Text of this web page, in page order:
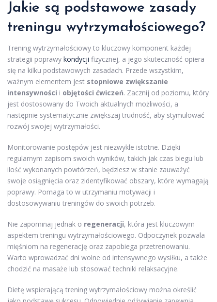
Jakie są podstawowe zasady
treningu wytrzymałościowego?
Trening wytrzymałościowy to kluczowy komponent każdej
strategii poprawy kondycji fizycznej, a jego skuteczność opiera
się na kilku podstawowych zasadach. Przede wszystkim,
ważnym elementem jest stopniowe zwiększanie
intensywności i objętości ćwiczeń. Zacznij od poziomu, który
jest dostosowany do Twoich aktualnych możliwości, a
następnie systematycznie zwiększaj trudność, aby stymulować
rozwój swojej wytrzymałości.
Monitorowanie postępów jest niezwykle istotne. Dzięki
regularnym zapisom swoich wyników, takich jak czas biegu lub
ilość wykonanych powtórzeń, będziesz w stanie zauważyć
swoje osiągnięcia oraz zidentyfikować obszary, które wymagają
poprawy. Pomaga to w utrzymaniu motywacji i
dostosowywaniu treningów do swoich potrzeb.
Nie zapominaj jednak o regeneracji, która jest kluczowym
aspektem treningu wytrzymałościowego. Odpoczynek pozwala
mięśniom na regenerację oraz zapobiega przetrenowaniu.
Warto wprowadzać dni wolne od intensywnego wysiłku, a także
chodzić na masaże lub stosować techniki relaksacyjne.
Dietę wspierającą trening wytrzymałościowy można określić